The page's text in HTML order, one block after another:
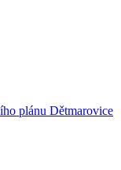
plánu Dětmarovice